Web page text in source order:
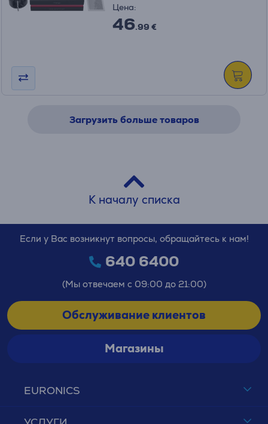
Цена:
46.99 €
Загрузить больше товаров
К началу списка
EURONICS
Если у Вас возникнут вопросы, обращайтесь к нам!
640 6400
(Мы отвечаем с 09:00 до 21:00)
Обслуживание клиентов
Магазины